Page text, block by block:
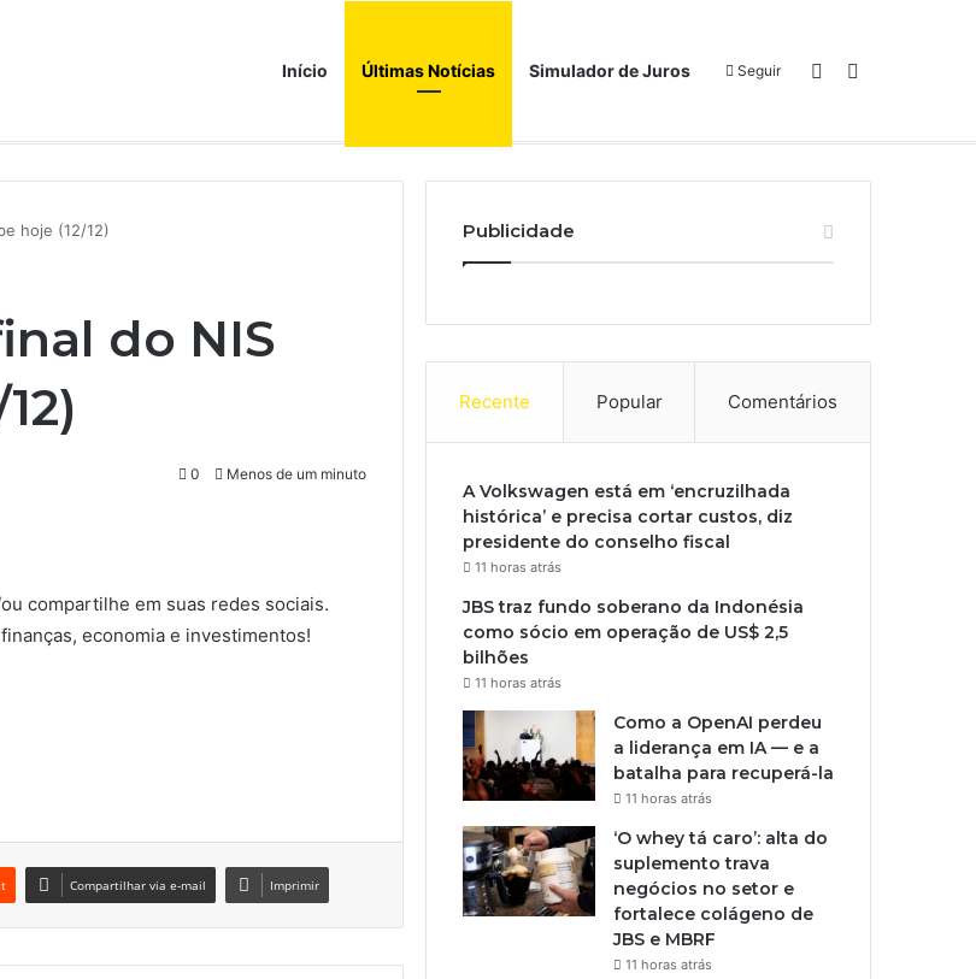
Início Últimas Notícias Simulador de Juros Seguir Switch skin
hoje (12/12)
do NIS
0 Menos de um minuto
compartilhe em suas redes sociais.
economia e investimentos!
Compartilhar via e-mail Imprimir
Publicidade
Recente Popular Comentários
A Volkswagen está em ‘encruzilhada
histórica’ e precisa cortar custos, diz
presidente do conselho fiscal
11 horas atrás
JBS traz fundo soberano da Indonésia
como sócio em operação de US$ 2,5
bilhões
11 horas atrás
Como a OpenAI perdeu
a liderança em IA — e a
batalha para recuperá-la
11 horas atrás
‘O whey tá caro’: alta do
suplemento trava
negócios no setor e
fortalece colágeno de
JBS e MBRF
11 horas atrás